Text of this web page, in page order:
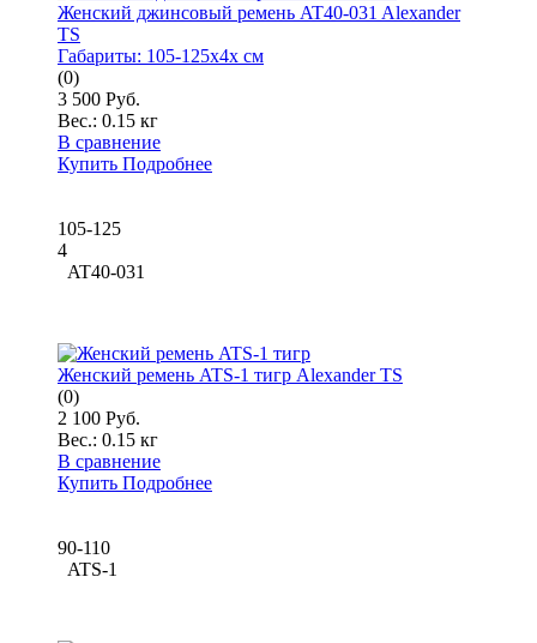
Женский джинсовый ремень AT40-031 Alexander
TS
Габариты: 105-125x4x см
(0)
3 500 Руб.
Вес.: 0.15 кг
В сравнение
Купить Подробнее
105-125
4
AT40-031
Женский ремень ATS-1 тигр Alexander TS
(0)
2 100 Руб.
Вес.: 0.15 кг
В сравнение
Купить Подробнее
90-110
ATS-1